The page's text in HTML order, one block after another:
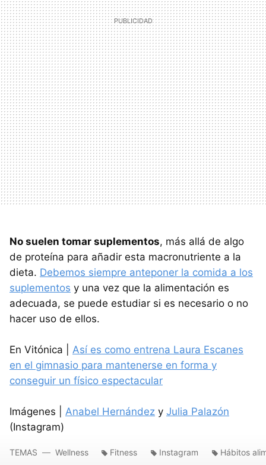
No suelen tomar suplementos, más allá de algo
de proteína para añadir esta macronutriente a la
dieta. Debemos siempre anteponer la comida a los
suplementos y una vez que la alimentación es
adecuada, se puede estudiar si es necesario o no
hacer uso de ellos.
En Vitónica | Así es como entrena Laura Escanes
en el gimnasio para mantenerse en forma y
conseguir un físico espectacular
Imágenes | Anabel Hernández y Julia Palazón
(Instagram)
TEMAS Wellness Fitness Instagram Hábitos